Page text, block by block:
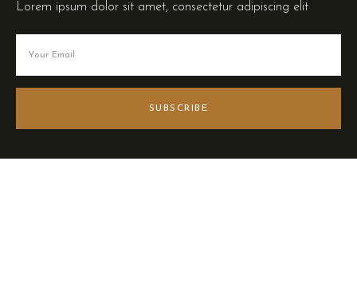
Lorem ipsum dolor sit amet, consectetur adipiscing elit
SUBSCRIBE